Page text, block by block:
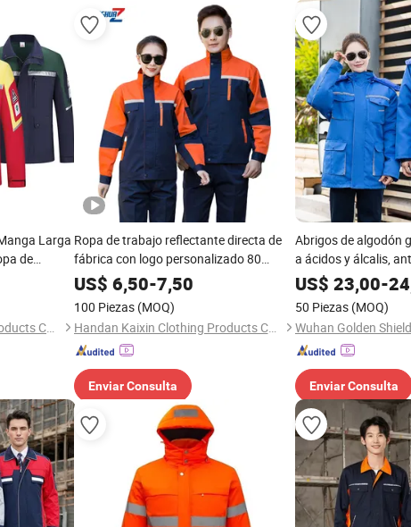
Larga
de
Handan Kaixin Clothing Products Co., Ltd.
Ropa de trabajo reflectante directa de
fábrica con logo personalizado 80
Poliéster 20 Algodón 235GSM
Primavera Otoño MOQ 100 Prenda de
EPP de seguridad
US$ 6,50-7,50
100 Piezas (MOQ)
Handan Kaixin Clothing Products Co., Ltd.
Enviar Consulta
Abrigos de algodón
a ácidos y álcalis,
protección laboral
US$ 23,00-
50 Piezas (MOQ)
Enviar Consulta